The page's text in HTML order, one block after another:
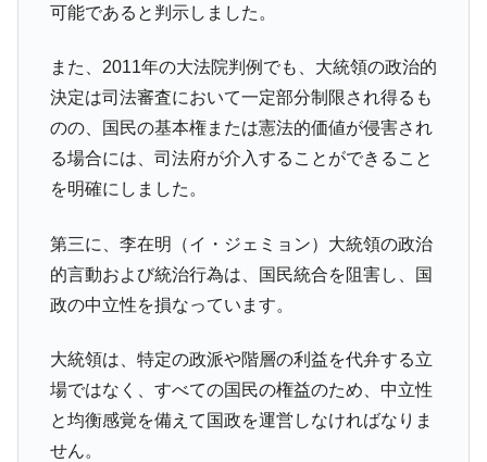
可能であると判示しました。
また、2011年の大法院判例でも、大統領の政治的
決定は司法審査において一定部分制限され得るも
のの、国民の基本権または憲法的価値が侵害され
る場合には、司法府が介入することができること
を明確にしました。
第三に、李在明（イ・ジェミョン）大統領の政治
的言動および統治行為は、国民統合を阻害し、国
政の中立性を損なっています。
大統領は、特定の政派や階層の利益を代弁する立
場ではなく、すべての国民の権益のため、中立性
と均衡感覚を備えて国政を運営しなければなりま
せん。